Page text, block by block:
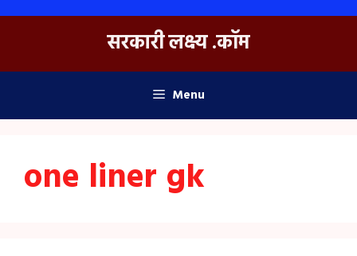
Skip
सरकारी लक्ष्य .कॉम
Menu
one liner gk